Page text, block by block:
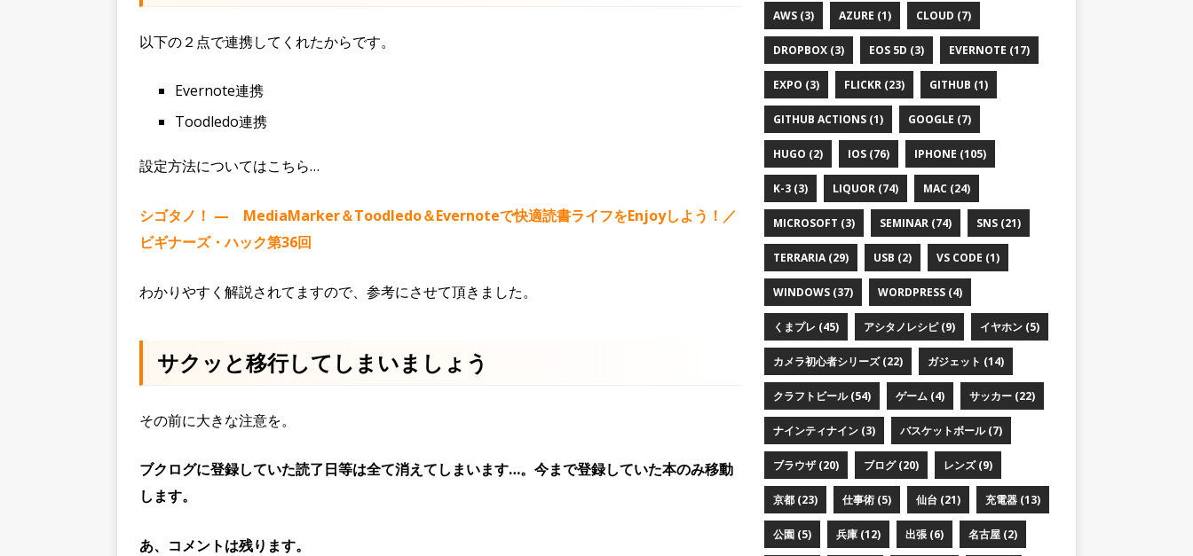
以下の２点で連携してくれたからです。
Evernote連携
Toodledo連携
設定方法についてはこちら…
シゴタノ！ — MediaMarker＆Toodledo＆Evernoteで快適読書ライフをEnjoyしよう！／
ビギナーズ・ハック第36回
わかりやすく解説されてますので、参考にさせて頂きました。
サクッと移行してしまいましょう
その前に大きな注意を。
ブクログに登録していた読了日等は全て消えてしまいます…。今まで登録していた本のみ移動
します。
あ、コメントは残ります。
AWS (3) AZURE (1) CLOUD (7)
DROPBOX (3) EOS 5D (3) EVERNOTE (17)
EXPO (3) FLICKR (23) GITHUB (1)
GITHUB ACTIONS (1) GOOGLE (7)
HUGO (2) IOS (76) IPHONE (105)
K-3 (3) LIQUOR (74) MAC (24)
MICROSOFT (3) SEMINAR (74) SNS (21)
TERRARIA (29) USB (2) VS CODE (1)
WINDOWS (37) WORDPRESS (4)
くまプレ (45) アシタノレシピ (9) イヤホン (5)
カメラ初心者シリーズ (22) ガジェット (14)
クラフトビール (54) ゲーム (4) サッカー (22)
ナインティナイン (3) バスケットボール (7)
ブラウザ (20) ブログ (20) レンズ (9)
京都 (23) 仕事術 (5) 仙台 (21) 充電器 (13)
公園 (5) 兵庫 (12) 出張 (6) 名古屋 (2)